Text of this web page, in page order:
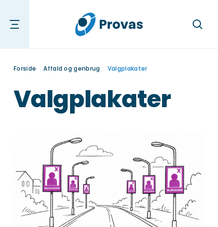
Søg
Forside Affald og genbrug Valgplakater
Valgplakater